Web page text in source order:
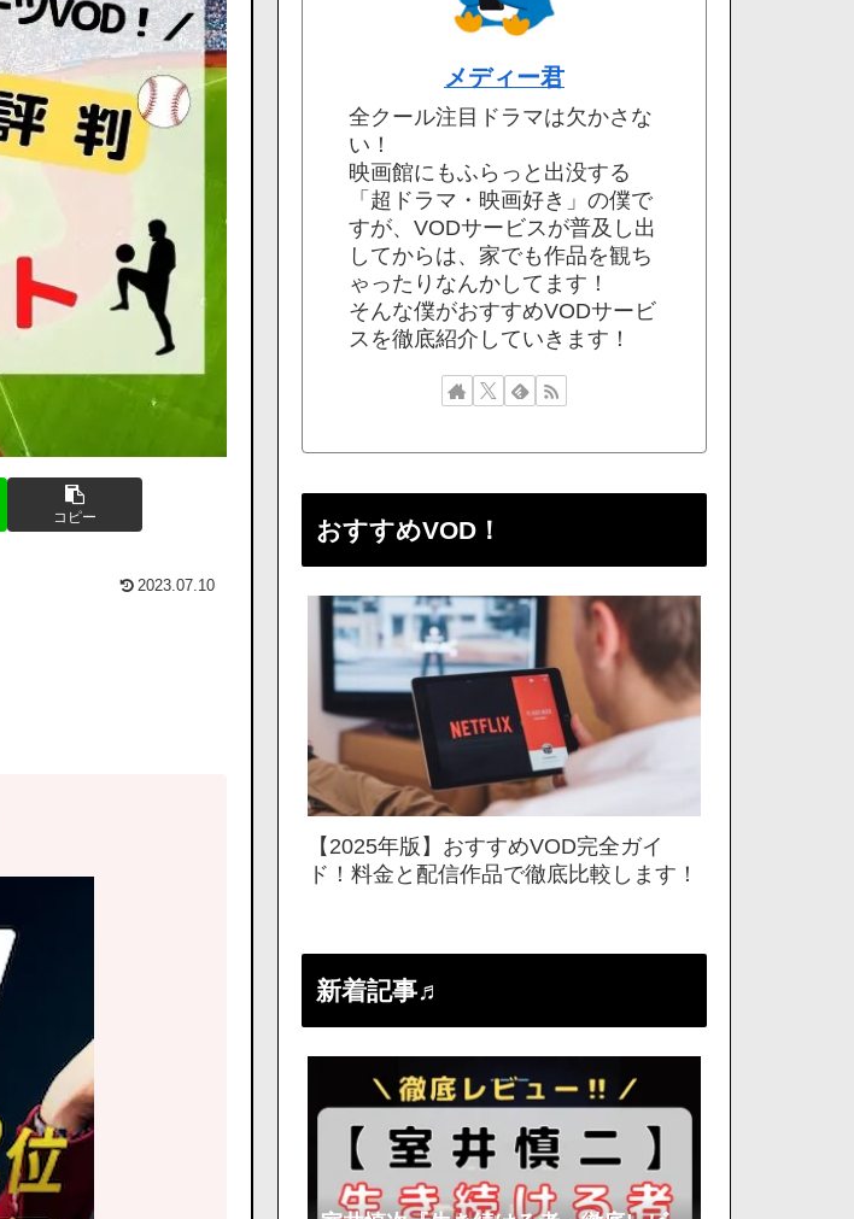
コピー
2023.07.10
メディー君
全クール注目ドラマは欠かさな
い！
映画館にもふらっと出没する
「超ドラマ・映画好き」の僕で
すが、VODサービスが普及し出
してからは、家でも作品を観ち
ゃったりなんかしてます！
そんな僕がおすすめVODサービ
スを徹底紹介していきます！
おすすめVOD！
【2025年版】おすすめVOD完全ガイ
ド！料金と配信作品で徹底比較します！
新着記事♬